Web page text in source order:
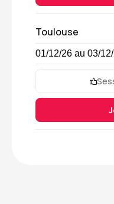
Toulouse
01/12/26 au 03/